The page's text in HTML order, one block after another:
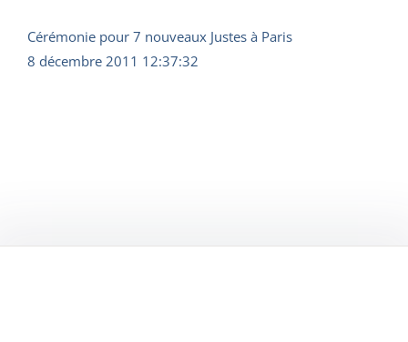
Cérémonie pour 7 nouveaux Justes à Paris
8 décembre 2011 12:37:32